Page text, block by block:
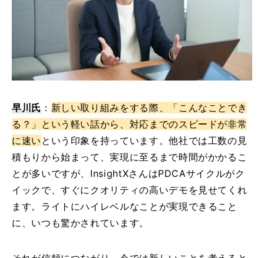
早川氏： 新しい取り組みをする際、「こんなことでき
る？」という軽い話から、対応までのスピードが非常
に速い という印象を持っています。他社では工数の見
積もりから始まって、実現に至るまで時間がかかるこ
とが多いですが、InsightXさんはPDCAサイクルがク
イックで、すぐにクオリティの高いデモを見せてくれ
ます。ライトにハイレベルなことが実現できること
に、いつも驚かされています。